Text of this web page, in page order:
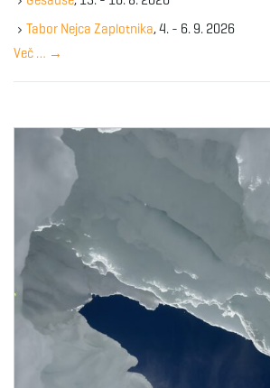
e
y
w
r
Tabor Nejca Zaplotnika, 4. - 6. 9. 2026
Več … →